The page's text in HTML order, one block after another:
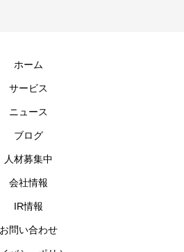
ホーム
サービス
ニュース
ブログ
人材募集中
会社情報
IR情報
お問い合わせ